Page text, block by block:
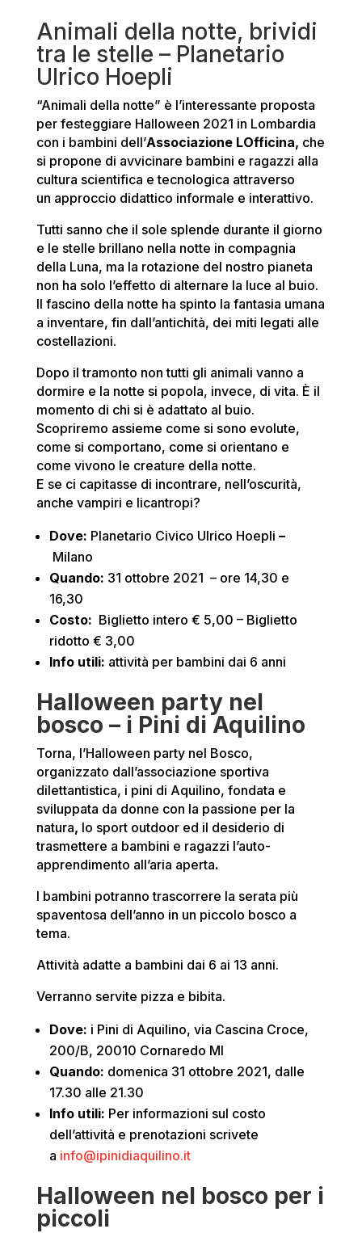
Animali della notte, brividi
tra le stelle – Planetario
Ulrico Hoepli
“Animali della notte” è l’interessante proposta
per festeggiare Halloween 2021 in Lombardia
con i bambini dell’Associazione LOfficina, che
si propone di avvicinare bambini e ragazzi alla
cultura scientifica e tecnologica attraverso
un approccio didattico informale e interattivo.
Tutti sanno che il sole splende durante il giorno
e le stelle brillano nella notte in compagnia
della Luna, ma la rotazione del nostro pianeta
non ha solo l’effetto di alternare la luce al buio.
Il fascino della notte ha spinto la fantasia umana
a inventare, fin dall’antichità, dei miti legati alle
costellazioni.
Dopo il tramonto non tutti gli animali vanno a
dormire e la notte si popola, invece, di vita. È il
momento di chi si è adattato al buio.
Scopriremo assieme come si sono evolute,
come si comportano, come si orientano e
come vivono le creature della notte.
E se ci capitasse di incontrare, nell’oscurità,
anche vampiri e licantropi?
Dove: Planetario Civico Ulrico Hoepli –
Milano
Quando: 31 ottobre 2021 – ore 14,30 e
16,30
Costo: Biglietto intero € 5,00 – Biglietto
ridotto € 3,00
Info utili: attività per bambini dai 6 anni
Halloween party nel
bosco – i Pini di Aquilino
Torna, l’Halloween party nel Bosco,
organizzato dall’associazione sportiva
dilettantistica, i pini di Aquilino, fondata e
sviluppata da donne con la passione per la
natura, lo sport outdoor ed il desiderio di
trasmettere a bambini e ragazzi l’auto-
apprendimento all’aria aperta.
I bambini potranno trascorrere la serata più
spaventosa dell’anno in un piccolo bosco a
tema.
Attività adatte a bambini dai 6 ai 13 anni.
Verranno servite pizza e bibita.
Dove: i Pini di Aquilino, via Cascina Croce,
200/B, 20010 Cornaredo MI
Quando: domenica 31 ottobre 2021, dalle
17.30 alle 21.30
Info utili: Per informazioni sul costo
dell’attività e prenotazioni scrivete
a info@ipinidiaquilino.it
Halloween nel bosco per i
piccoli